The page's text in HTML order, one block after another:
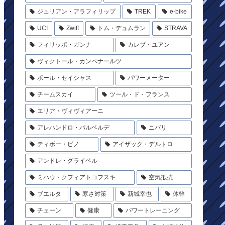
ジュリアン・アラフィリップ TREK e-bike
UCI Zwift トム・デュムラン STRAVA
フィリッポ・ガンナ カレブ・ユアン
ヴィクトール・カンペナールツ
ポール・セイシャス パワーメーター
チームスカイ ツール・ド・フランス
エリア・ヴィヴィアーニ
アレハンドロ・バルベルデ ニバリ
ティボー・ピノ アイザック・デルトロ
アンドレ・グライペル
ミハウ・クフィアトコフスキ 空気抵抗
ブエルタ 寒さ対策 新城幸也 体幹
チェーン 健康 パワートレーニング